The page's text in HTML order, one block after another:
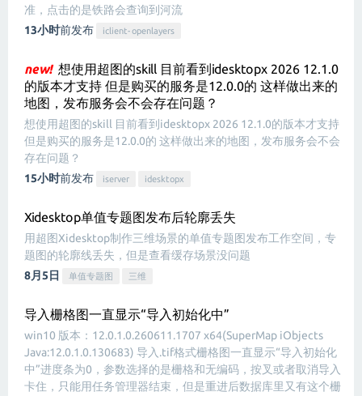
准，点击的是铁路会查询到河流
13小时前发布 iclient-openlayers
new! 想使用超图的skill 目前看到idesktopx 2026 12.1.0
的版本才支持 但是购买的服务是12.0.0的 这样做出来的
地图，发布服务会不会存在问题？
想使用超图的skill 目前看到idesktopx 2026 12.1.0的版本才支持
但是购买的服务是12.0.0的 这样做出来的地图，发布服务会不会
存在问题？
15小时前发布 iserver idesktopx
Xidesktop单值专题图发布后轮廓丢失
用超图Xidesktop制作三维场景的单值专题图发布工作空间，专
题图的轮廓线丢失，但是查看缓存场景没问题
8月5日
单值专题图 三维
导入栅格图一直显示“导入初始化中”
win10 版本：12.0.1.0.260611.1707 x64(SuperMap iObjects
Java:12.0.1.0.130683) 导入.tif格式栅格图一直显示“导入初始化
中”进度条为0，参数选择的是栅格和无编码，按叉或者取消导入
卡住，只能用任务管理器结束，但是重进后数据库里又有这个栅